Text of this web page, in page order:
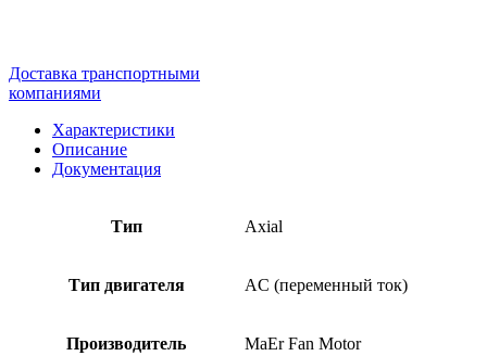
Доставка транспортными
компаниями
Характеристики
Описание
Документация
Тип Axial
Тип двигателя AC (переменный ток)
Производитель MaEr Fan Motor